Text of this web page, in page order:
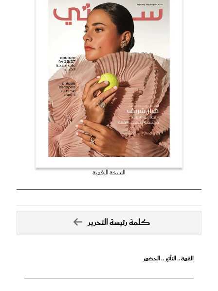
النسخة الرقمية
كلمة رئيسة التحرير
القوة .. التأثير .. الحضور